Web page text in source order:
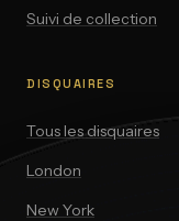
Suivi de collection
DISQUAIRES
Tous les disquaires
London
New York